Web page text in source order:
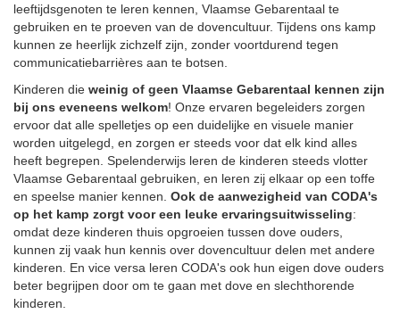
leeftijdsgenoten te leren kennen, Vlaamse Gebarentaal te
gebruiken en te proeven van de dovencultuur. Tijdens ons kamp
kunnen ze heerlijk zichzelf zijn, zonder voortdurend tegen
communicatiebarrières aan te botsen.
Kinderen die weinig of geen Vlaamse Gebarentaal kennen zijn
bij ons eveneens welkom! Onze ervaren begeleiders zorgen
ervoor dat alle spelletjes op een duidelijke en visuele manier
worden uitgelegd, en zorgen er steeds voor dat elk kind alles
heeft begrepen. Spelenderwijs leren de kinderen steeds vlotter
Vlaamse Gebarentaal gebruiken, en leren zij elkaar op een toffe
en speelse manier kennen. Ook de aanwezigheid van CODA's
op het kamp zorgt voor een leuke ervaringsuitwisseling:
omdat deze kinderen thuis opgroeien tussen dove ouders,
kunnen zij vaak hun kennis over dovencultuur delen met andere
kinderen. En vice versa leren CODA's ook hun eigen dove ouders
beter begrijpen door om te gaan met dove en slechthorende
kinderen.